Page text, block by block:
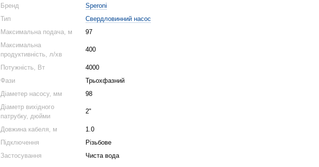
Бренд
Speroni
Тип
Свердловинний насос
Максимальна подача, м
97
Максимальна
продуктивність, л/хв
400
Потужність, Вт
4000
Фази
Трьохфазний
Діаметер насосу, мм
98
Діаметр вихідного
патрубку, дюйми
2"
Довжина кабеля, м
1.0
Підключення
Різьбове
Застосування
Чиста вода